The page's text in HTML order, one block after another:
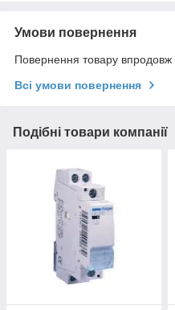
Умови повернення
Повернення товару впродовж
Всі умови повернення
Подібні товари компанії